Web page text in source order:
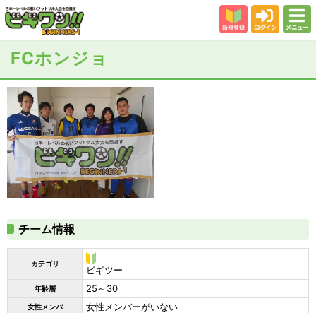
カテゴリー
大会結果
スタッフ紹介
よくある質問
参加者の声
FCホンジョ
チーム情報
カテゴリ
ビ
ギ
ツ
ー
ビギツー
年齢層 25～30
女性メンバ 女性メンバーがいない